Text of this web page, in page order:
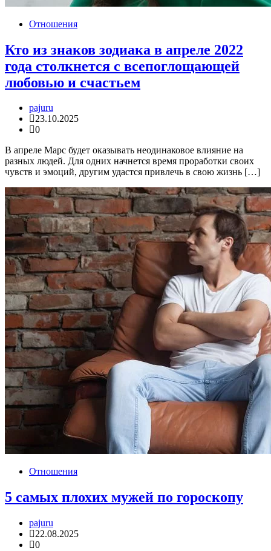
Отношения
Кто из знаков зодиака в апреле 2022
года столкнется с всепоглощающей
любовью и счастьем
pajuru
23.10.2025
0
В апреле Марс будет оказывать неодинаковое влияние на
разных людей. Для одних начнется время проработки своих
чувств и эмоций, другим удастся привлечь в свою жизнь […]
Отношения
5 самых плохих мужей по гороскопу
pajuru
22.08.2025
0